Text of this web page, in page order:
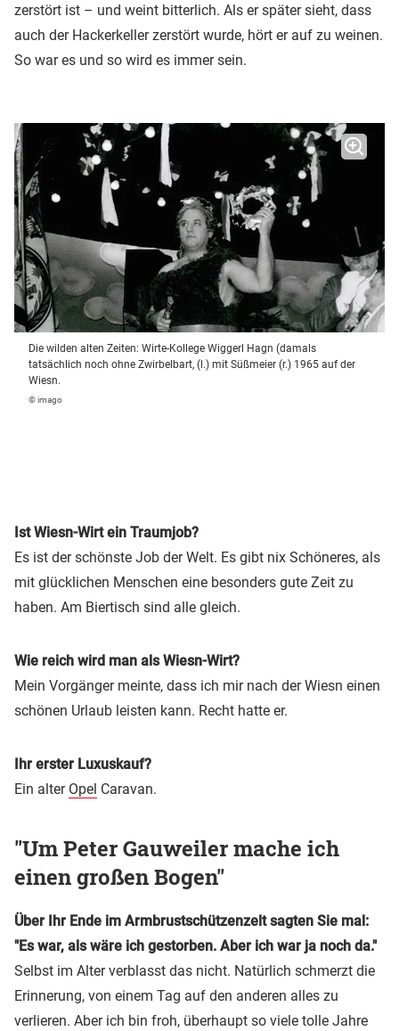
zerstört ist – und weint bitterlich. Als er später sieht, dass
auch der Hackerkeller zerstört wurde, hört er auf zu weinen.
So war es und so wird es immer sein.
Die wilden alten Zeiten: Wirte-Kollege Wiggerl Hagn (damals
tatsächlich noch ohne Zwirbelbart, (l.) mit Süßmeier (r.) 1965 auf der
Wiesn.
© imago
Ist Wiesn-Wirt ein Traumjob?
Es ist der schönste Job der Welt. Es gibt nix Schöneres, als
mit glücklichen Menschen eine besonders gute Zeit zu
haben. Am Biertisch sind alle gleich.
Wie reich wird man als Wiesn-Wirt?
Mein Vorgänger meinte, dass ich mir nach der Wiesn einen
schönen Urlaub leisten kann. Recht hatte er.
Ihr erster Luxuskauf?
Ein alter Opel Caravan.
"Um Peter Gauweiler mache ich
einen großen Bogen"
Über Ihr Ende im Armbrustschützenzelt sagten Sie mal:
"Es war, als wäre ich gestorben. Aber ich war ja noch da."
Selbst im Alter verblasst das nicht. Natürlich schmerzt die
Erinnerung, von einem Tag auf den anderen alles zu
verlieren. Aber ich bin froh, überhaupt so viele tolle Jahre